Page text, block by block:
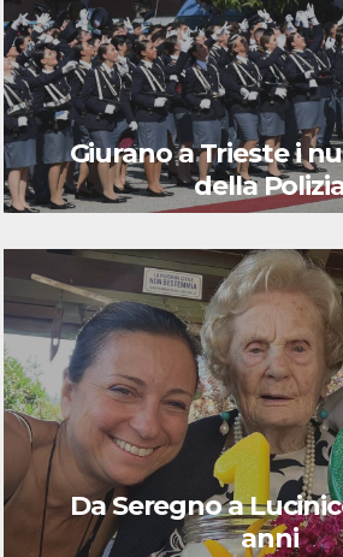
Giurano a Trieste i
della
Da Seregno a
anni